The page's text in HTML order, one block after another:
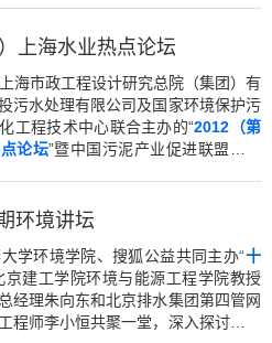
上海水业热点论坛
海市政工程设计研究总院（集团）有
污水处理有限公司及国家环境保护污
工程技术中心联合主办的“2012（第
论坛”暨中国污泥产业促进联盟年度
交流”为主线进行全面探讨。
环境讲坛
学环境学院、搜狐公益共同主办“十
京建工学院环境与能源工程学院教授
经理朱向东和北京排水集团第四管网
程师李小恒共聚一堂，深入探讨城市